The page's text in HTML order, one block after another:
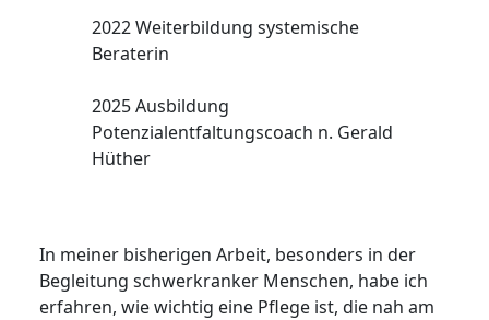
2022 Weiterbildung systemische
Beraterin
2025 Ausbildung
Potenzialentfaltungscoach n. Gerald
Hüther
In meiner bisherigen Arbeit, besonders in der
Begleitung schwerkranker Menschen, habe ich
erfahren, wie wichtig eine Pflege ist, die nah am